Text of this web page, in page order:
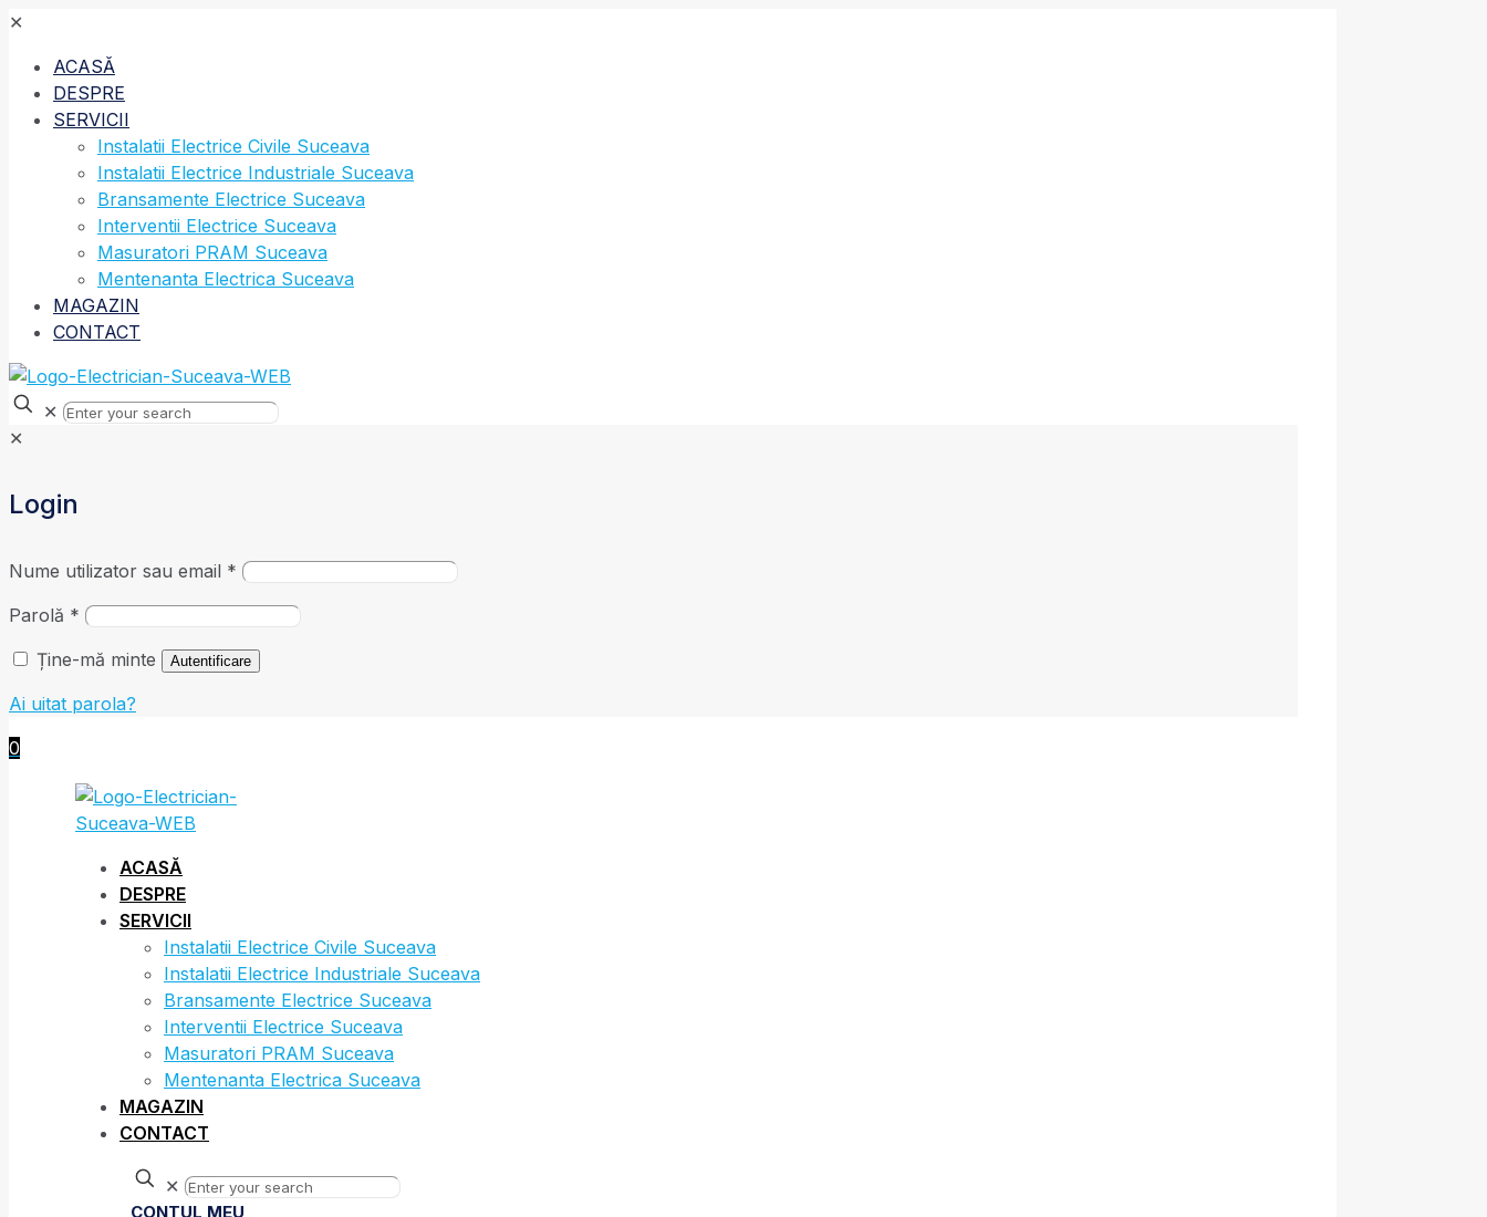
✕
ACASĂ
DESPRE
SERVICII
Instalatii Electrice Civile Suceava
Instalatii Electrice Industriale Suceava
Bransamente Electrice Suceava
Interventii Electrice Suceava
Masuratori PRAM Suceava
Mentenanta Electrica Suceava
MAGAZIN
CONTACT
✕
✕
Login
Nume utilizator sau email *
Parolă *
Ține-mă minte
Autentificare
Ai uitat parola?
0
ACASĂ
DESPRE
SERVICII
Instalatii Electrice Civile Suceava
Instalatii Electrice Industriale Suceava
Bransamente Electrice Suceava
Interventii Electrice Suceava
Masuratori PRAM Suceava
Mentenanta Electrica Suceava
MAGAZIN
CONTACT
✕
CONTUL MEU